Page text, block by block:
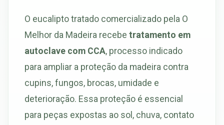
O eucalipto tratado comercializado pela O
Melhor da Madeira recebe tratamento em
autoclave com CCA, processo indicado
para ampliar a proteção da madeira contra
cupins, fungos, brocas, umidade e
deterioração. Essa proteção é essencial
para peças expostas ao sol, chuva, contato